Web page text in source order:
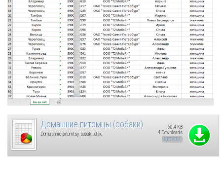
Домашние питомцы (собаки)
Domashnie-pitomtsy-sobaki.xlsx
60.4 KB
4 Downloads
ДЕТАЛИ